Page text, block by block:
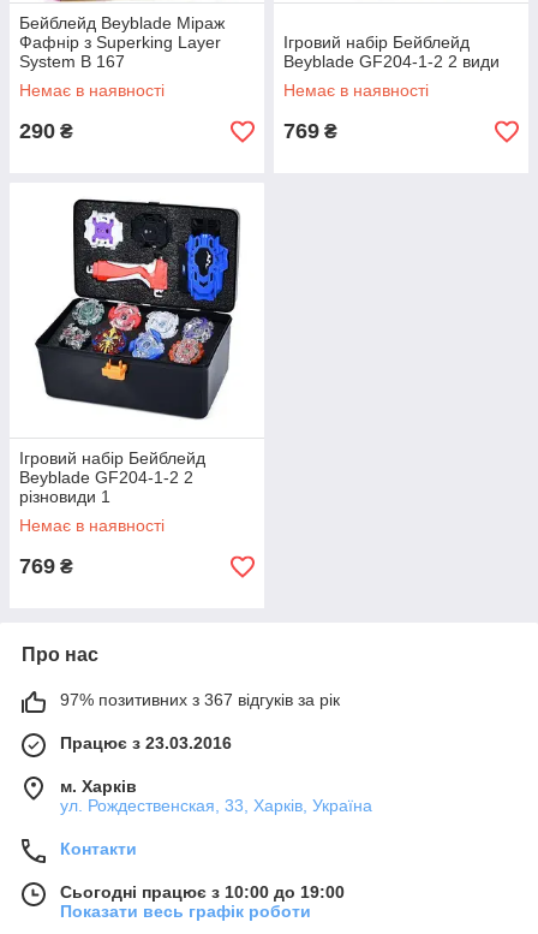
Бейблейд Beyblade Міраж
Фафнір з Superking Layer
System B 167
Немає в наявності
290 ₴
Ігровий набір Бейблейд
Beyblade GF204-1-2 2 види
Немає в наявності
769 ₴
Ігровий набір Бейблейд
Beyblade GF204-1-2 2
різновиди 1
Немає в наявності
769 ₴
Про нас
97% позитивних з 367 відгуків за рік
Працює з 23.03.2016
м. Харків
ул. Рождественская, 33, Харків, Україна
Контакти
Сьогодні працює з 10:00 до 19:00
Показати весь графік роботи